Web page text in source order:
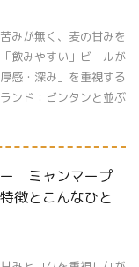
みが無く、麦の甘みを
飲みやすい」ビールが
感・深み」を重視する
ンド：ビンタンと並ぶ
ー ミャンマープ
徴とこんなひと